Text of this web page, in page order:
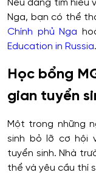
Nếu đang tìm hiểu
Nga, bạn có thể
Chính phủ Nga
Education in Russia.
Học bổng
gian tuyển
Một trong những
sinh bỏ lỡ cơ hội
tuyển sinh. Nhà
thể và yêu cầu thí